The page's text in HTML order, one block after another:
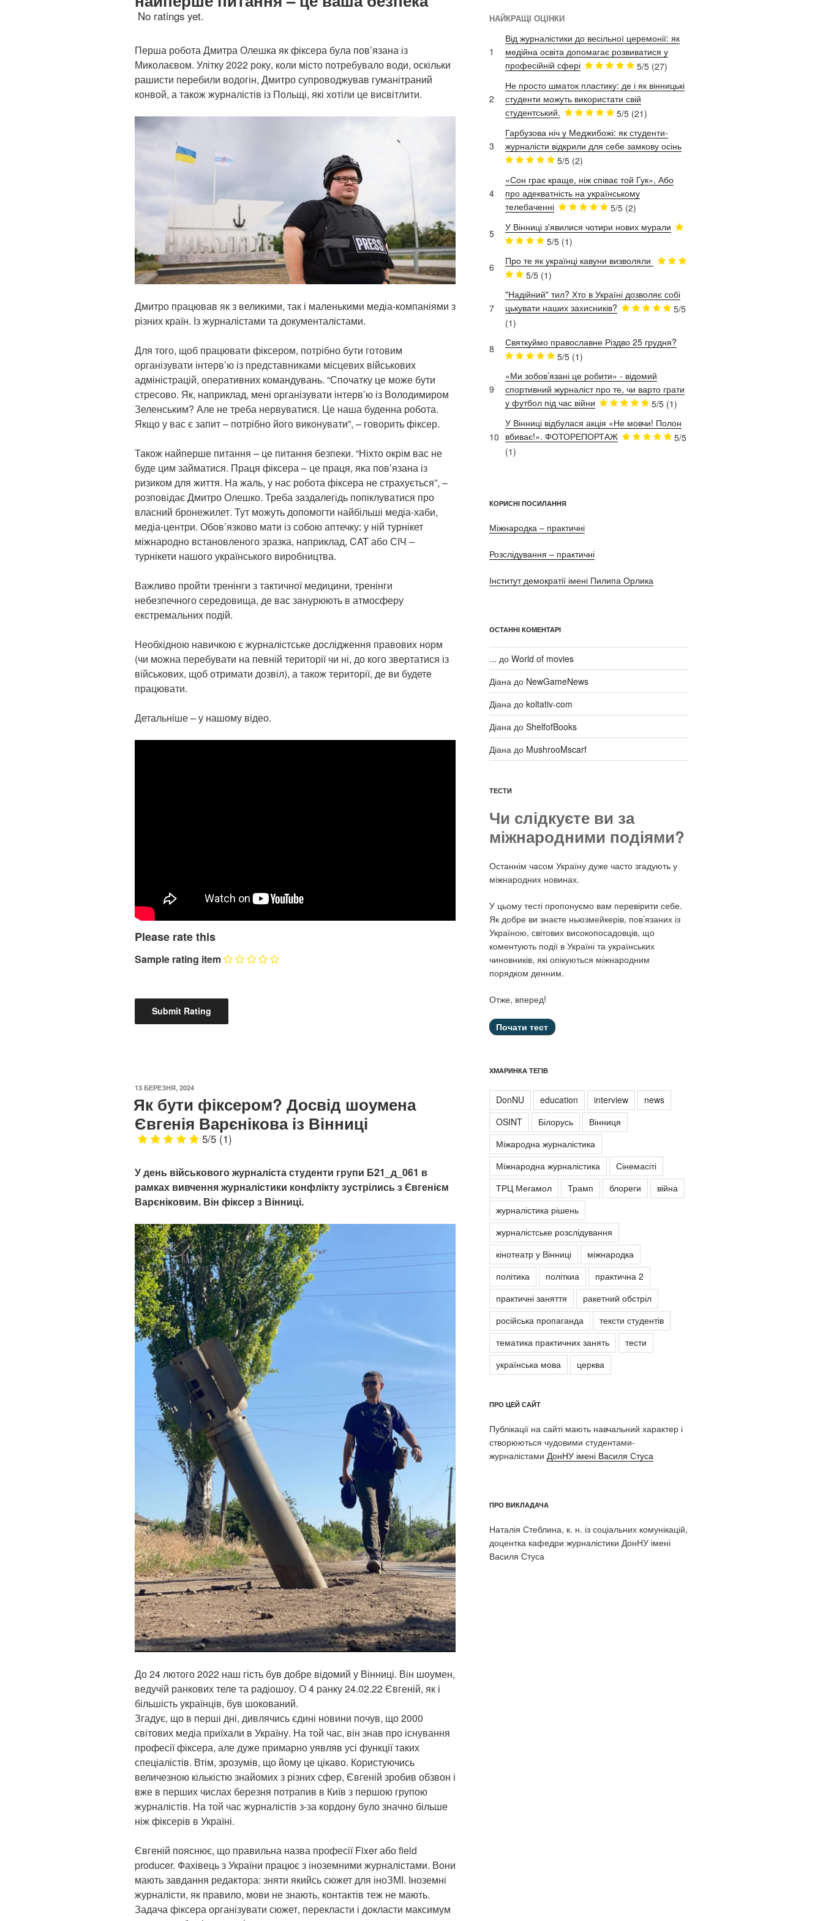
No ratings yet.
Перша робота Дмитра Олешка як фіксера була пов’язана із
Миколаєвом. Улітку 2022 року, коли місто потребувало води, оскільки
рашисти перебили водогін, Дмитро супроводжував гуманітраний
конвой, а також журналістів із Польщі, які хотіли це висвітлити.
Дмитро працював як з великими, так і маленькими медіа-компаніями з
різних країн. Із журналістами та документалістами.
Для того, щоб працювати фіксером, потрібно бути готовим
організувати інтерв’ю із представниками місцевих військових
адміністрацій, оперативних командувань. “Спочатку це може бути
стресово. Як, наприклад, мені організувати інтерв’ю із Володимиром
Зеленським? Але не треба нервуватися. Це наша буденна робота.
Якщо у вас є запит – потрібно його виконувати”, – говорить фіксер.
Також найперше питання – це питання безпеки. “Ніхто окрім вас не
буде цим займатися. Праця фіксера – це праця, яка пов’язана із
ризиком для життя. На жаль, у нас робота фіксера не страхується”, –
розповідає Дмитро Олешко. Треба заздалегідь попіклуватися про
власний бронежилет. Тут можуть допомогти найбільші медіа-хаби,
медіа-центри. Обов’язково мати із собою аптечку: у ній турнікет
міжнародно встановленого зразка, наприклад, CAT або СІЧ –
турнікети нашого українського виробництва.
Важливо пройти тренінги з тактичної медицини, тренінги
небезпечного середовища, де вас занурюють в атмосферу
екстремальних подій.
Необхідною навичкою є журналістське дослідження правових норм
(чи можна перебувати на певній території чи ні, до кого звертатися із
військових, щоб отримати дозвіл), а також території, де ви будете
працювати.
Детальніше – у нашому відео.
Please rate this
Sample rating item
ОПУБЛІКОВАНО
13 БЕРЕЗНЯ, 2024
Як бути фіксером? Досвід шоумена
Євгенія Варєнікова із Вінниці
5/5 (1)
У день військового журналіста студенти групи Б21_д_061 в
рамках вивчення журналістики конфлікту зустрілись з Євгенієм
Варєніковим. Він фіксер з Вінниці.
До 24 лютого 2022 наш гість був добре відомий у Вінниці. Він шоумен,
ведучій ранкових теле та радіошоу. О 4 ранку 24.02.22 Євгеній, як і
більшість українців, був шокований.
Згадує, що в перші дні, дивлячись єдині новини почув, що 2000
світових медіа приїхали в Україну. На той час, він знав про існування
професії фіксера, але дуже примарно уявляв усі функції таких
спеціалістів. Втім, зрозумів, що йому це цікаво. Користуючись
величезною кількістю знайомих з різних сфер, Євгеній зробив обзвон і
вже в перших числах березня потрапив в Київ з першою групою
журналістів. На той час журналістів з-за кордону було значно більше
ніж фіксерів в Україні.
Євгеній пояснює, що правильна назва професії Fixer або field
producer. Фахівець з України працює з іноземними журналістами. Вони
мають завдання редактора: зняти якийсь сюжет для іноЗМІ. Іноземні
журналісти, як правило, мови не знають, контактів теж не мають.
Задача фіксера організувати сюжет, перекласти і докласти максимум
НАЙКРАЩІ ОЦІНКИ
1
Від журналістики до весільної церемонії: як
медійна освіта допомагає розвиватися у
професійній сфері
5/5 (27)
2
Не просто шматок пластику: де і як вінницькі
студенти можуть використати свій
студентський.
5/5 (21)
3
Гарбузова ніч у Меджибожі: як студенти-
журналісти відкрили для себе замкову осінь
5/5 (2)
4
«Сон грає краще, ніж співає той Гук», Або
про адекватність на українському
телебаченні
5/5 (2)
5
У Вінниці з'явилися чотири нових мурали
5/5 (1)
6
Про те як українці кавуни визволяли
5/5 (1)
7
"Надійний" тил? Хто в Україні дозволяє собі
цькувати наших захисників?
5/5
(1)
8
Святкуймо православне Різдво 25 грудня?
5/5 (1)
9
«Ми зобов’язані це робити» - відомий
спортивний журналіст про те, чи варто грати
у футбол під час війни
5/5 (1)
10
У Вінниці відбулася акція «Не мовчи! Полон
вбиває!». ФОТОРЕПОРТАЖ
5/5
(1)
КОРИСНІ ПОСИЛАННЯ
Міжнародка – практичні
Розслідування – практичні
Інститут демократії імені Пилипа Орлика
ОСТАННІ КОМЕНТАРІ
... до World of movies
Діанадо NewGameNews
Діанадо koltativ-com
Діанадо ShelfofBooks
Діанадо MushrooMscarf
ТЕСТИ
Чи слідкуєте ви за
міжнародними подіями?
Останнім часом Україну дуже часто згадують у
міжнародних новинах.
У цьому тесті пропонуємо вам перевірити себе.
Як добре ви знаєте ньюзмейкерів, пов’язаних із
Україною, світових високопосадовців, що
коментують події в Україні та українських
чиновників, які опікуються міжнародним
порядком денним.
Отже, вперед!
ХМАРИНКА ТЕГІВ
DonNU education interview
news
OSINT
Білорусь
Вінниця
Міжародна журналістика
Міжнародна журналістика
Сінемасіті
ТРЦ Мегамол
Трамп блореги
війна
журналістика рішень
журналістське розслідування
кінотеатр у Вінниці
міжнародка
політика
політкиа
практична 2
практичні заняття
ракетний обстріл
російська пропаганда
тексти студентів
тематика практичних занять
тести
українська мова
церква
ПРО ЦЕЙ САЙТ
Публікації на сайті мають навчальний характер і
створюються чудовими студентами-
журналістами ДонНУ імені Василя Стуса
ПРО ВИКЛАДАЧА
Наталія Стеблина, к. н. із соціальних комунікацій,
доцентка кафедри журналістики ДонНУ імені
Василя Стуса